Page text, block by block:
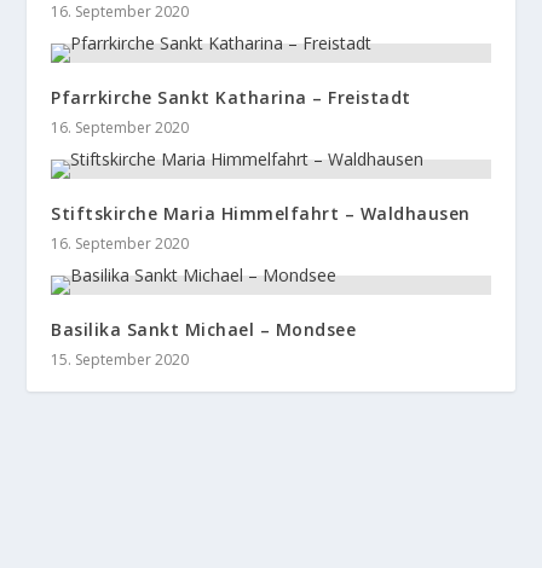
16. September 2020
Pfarrkirche Sankt Katharina – Freistadt
16. September 2020
Stiftskirche Maria Himmelfahrt – Waldhausen
16. September 2020
Basilika Sankt Michael – Mondsee
15. September 2020